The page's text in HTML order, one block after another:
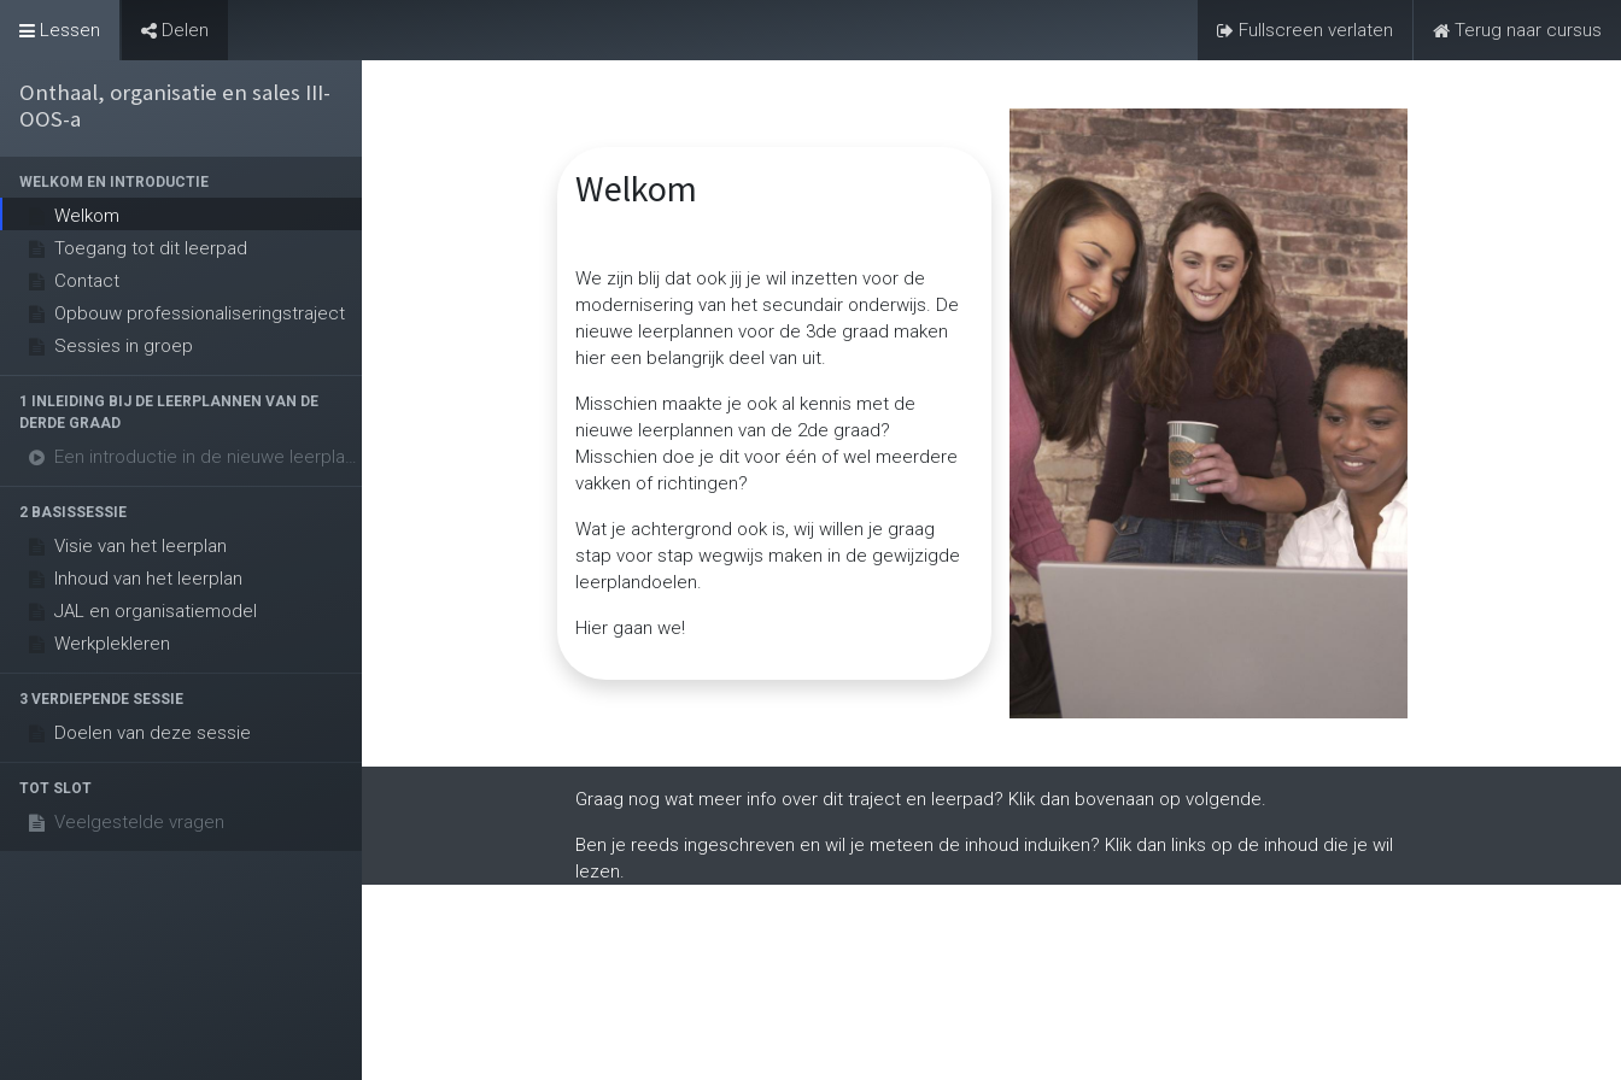
Aanmelden Contacteer ons
Lessen Delen Fullscreen verlaten Terug naar cursus
Welkom
We zijn blij dat ook jij je wil inzetten voor de
modernisering van het secundair onderwijs. De
nieuwe leerplannen voor de 3de graad maken
hier een belangrijk deel van uit.
Misschien maakte je ook al kennis met de
nieuwe leerplannen van de 2de graad?
Misschien doe je dit voor één of wel meerdere
vakken of richtingen?
Wat je achtergrond ook is, wij willen je graag
stap voor stap wegwijs maken in de gewijzigde
leerplandoelen.
Hier gaan we!
Graag nog wat meer info over dit traject en leerpad? Klik dan bovenaan op volgende.
Ben je reeds ingeschreven en wil je meteen de inhoud induiken? Klik dan links op de inhoud die je wil
lezen.
Onthaal, organisatie en sales III-
OOS-a
WELKOM EN INTRODUCTIE
Welkom
Toegang tot dit leerpad
Contact
Opbouw professionaliseringstraject
Sessies in groep
1 INLEIDING BIJ DE LEERPLANNEN VAN DE
DERDE GRAAD
Een introductie in de nieuwe leerplannen van de derde graad
2 BASISSESSIE
Visie van het leerplan
Inhoud van het leerplan
JAL en organisatiemodel
Werkplekleren
3 VERDIEPENDE SESSIE
Doelen van deze sessie
TOT SLOT
Veelgestelde vragen